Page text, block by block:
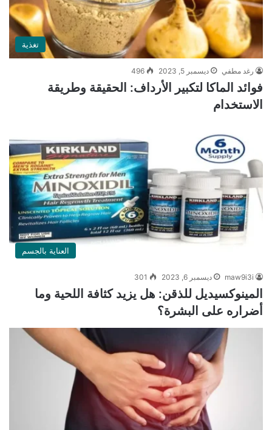
تغذية
رغد مطفي ديسمبر 5, 2023 496
فوائد الماكا لتكبير الأرداف: الحقيقة وطريقة
الاستخدام
العناية بالجسم
maw9i3i ديسمبر 6, 2023 301
المينوكسيديل للذقن: هل يزيد كثافة اللحية وما
أضراره على البشرة؟